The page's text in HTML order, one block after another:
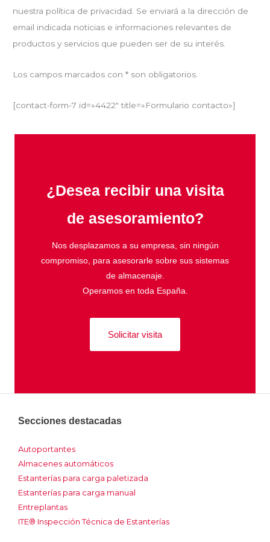
nuestra política de privacidad. Se enviará a la dirección de
email indicada noticias e informaciones relevantes de
productos y servicios que pueden ser de su interés.
Los campos marcados con * son obligatorios.
[contact-form-7 id=»4422″ title=»Formulario contacto»]
¿Desea recibir una visita
de asesoramiento?
Nos desplazamos a su empresa, sin ningún
compromiso, para asesorarle sobre sus sistemas
de almacenaje.
Operamos en toda España.
Solicitar visita
Secciones destacadas
Autoportantes
Almacenes automáticos
Estanterías para carga paletizada
Estanterías para carga manual
Entreplantas
ITE® Inspección Técnica de Estanterías